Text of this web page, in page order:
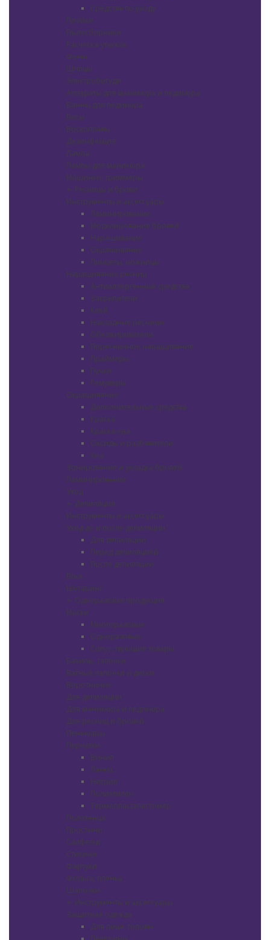
Средства по уходу
Плойки
Пылесборники
Расческа-утюжок
Фены
Щипцы
Электробигуди
Аппараты для маникюра и педикюра
Ванны для педикюра
Весы
Воскоплавы
Дезинфекция
Лампа
Лампы для маникюра
Машинки, триммеры
+- Ресницы и брови
Инструменты и аксессуары
Ламинирование
Моделирование бровей
Наращивание
Окрашивание
Пинцеты, ножницы
Наращивание ресниц
Антиаллергенные средства
Закрепители
Клей
Накладные ресницы
Обезжириватели
Поресничное наращивание
Праймеры
Пучки
Ремуверы
Окрашивание
Дополнительные средства
Краска
Краска-хна
Оксиды и разбавители
Хна
Зонирование и укладка бровей
Ламинирование
Уход
+- Депиляция
Инструменты и аксессуары
Уход до и после депиляции
Для депиляции
Перед депиляцией
После депиляции
Воск
Шугаринг
+- Одноразовая продукция
Маски
Многоразовые
Одноразовые
Сопутствующие товары
Бахилы, тапочки
Ватные палочки и диски
Воротнички
Для депиляции
Для маникюра и педикюра
Для ресниц и бровей
Пеньюары
Перчатки
Винил
Латекс
Нитрил
Полиэтилен
Термопластэластомер
Полотенца
Простыни
Салфетки
Стикини
Фартуки
Фольга, пленка
Шапочки
+- Инструменты и аксессуары
Защитная одежда
Для лица, головы